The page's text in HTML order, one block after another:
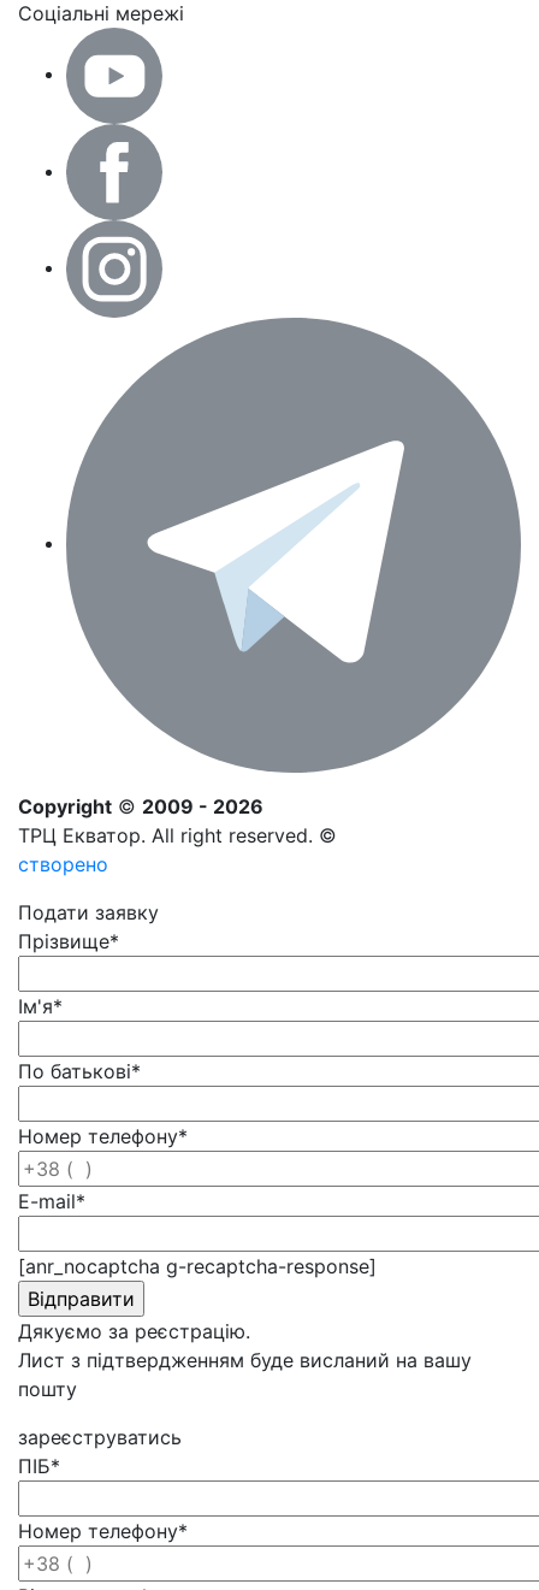
Соціальні мережі
Copyright © 2009 - 2026
ТРЦ Екватор. All right reserved. ©
створено
Подати заявку
Прізвище*
Ім'я*
По батькові*
Номер телефону*
E-mail*
[anr_nocaptcha g-recaptcha-response]
Дякуємо за реєстрацію.
Лист з підтвердженням буде висланий на вашу
пошту
зареєструватись
ПІБ*
Номер телефону*